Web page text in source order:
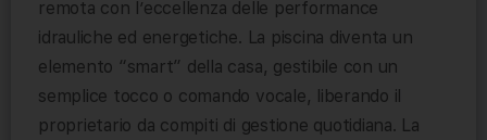
remota con l’eccellenza delle performance
idrauliche ed energetiche. La piscina diventa un
elemento “smart” della casa, gestibile con un
semplice tocco o comando vocale, liberando il
proprietario da compiti di gestione quotidiana. La